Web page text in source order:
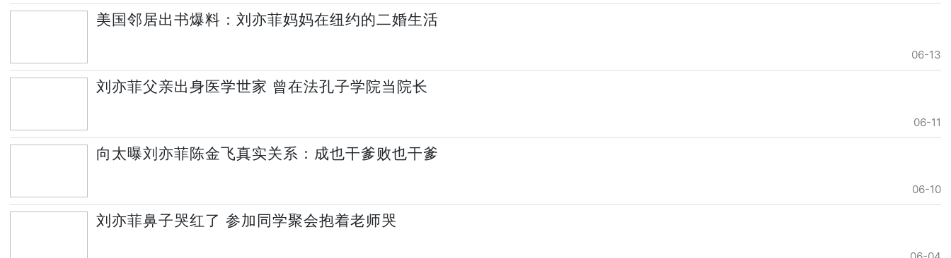
美国邻居出书爆料：刘亦菲妈妈在纽约的二婚生活
06-13
刘亦菲父亲出身医学世家 曾在法孔子学院当院长
06-11
向太曝刘亦菲陈金飞真实关系：成也干爹败也干爹
06-10
刘亦菲鼻子哭红了 参加同学聚会抱着老师哭